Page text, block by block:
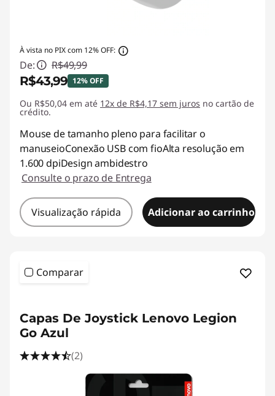
À vista no PIX com 12% OFF:
De: R$49,99
R$43,99 12% OFF
Economias instantâneas :-R$6,00
Ou R$50,04 em até 12x de R$4,17 sem juros no cartão de
crédito.
Mouse de tamanho pleno para facilitar o
manuseioConexão USB com fioAlta resolução em
1.600 dpiDesign ambidestro
Consulte o prazo de Entrega
Visualização rápida Adicionar ao carrinho
Comparar
Capas De Joystick Lenovo Legion
Go Azul
(2)